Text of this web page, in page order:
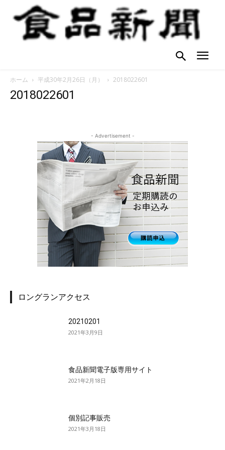
ホーム 平成30年2月26日（月） 2018022601
2018022601
- Advertisement -
ロングランアクセス
20210201
2021年3月9日
食品新聞電子版専用サイト
2021年2月18日
個別記事販売
2021年3月18日